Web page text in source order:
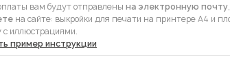
вам будут отправлены на электронную почту
на сайте: выкройки для печати на принтере А4 и
с иллюстрациями.
пример инструкции